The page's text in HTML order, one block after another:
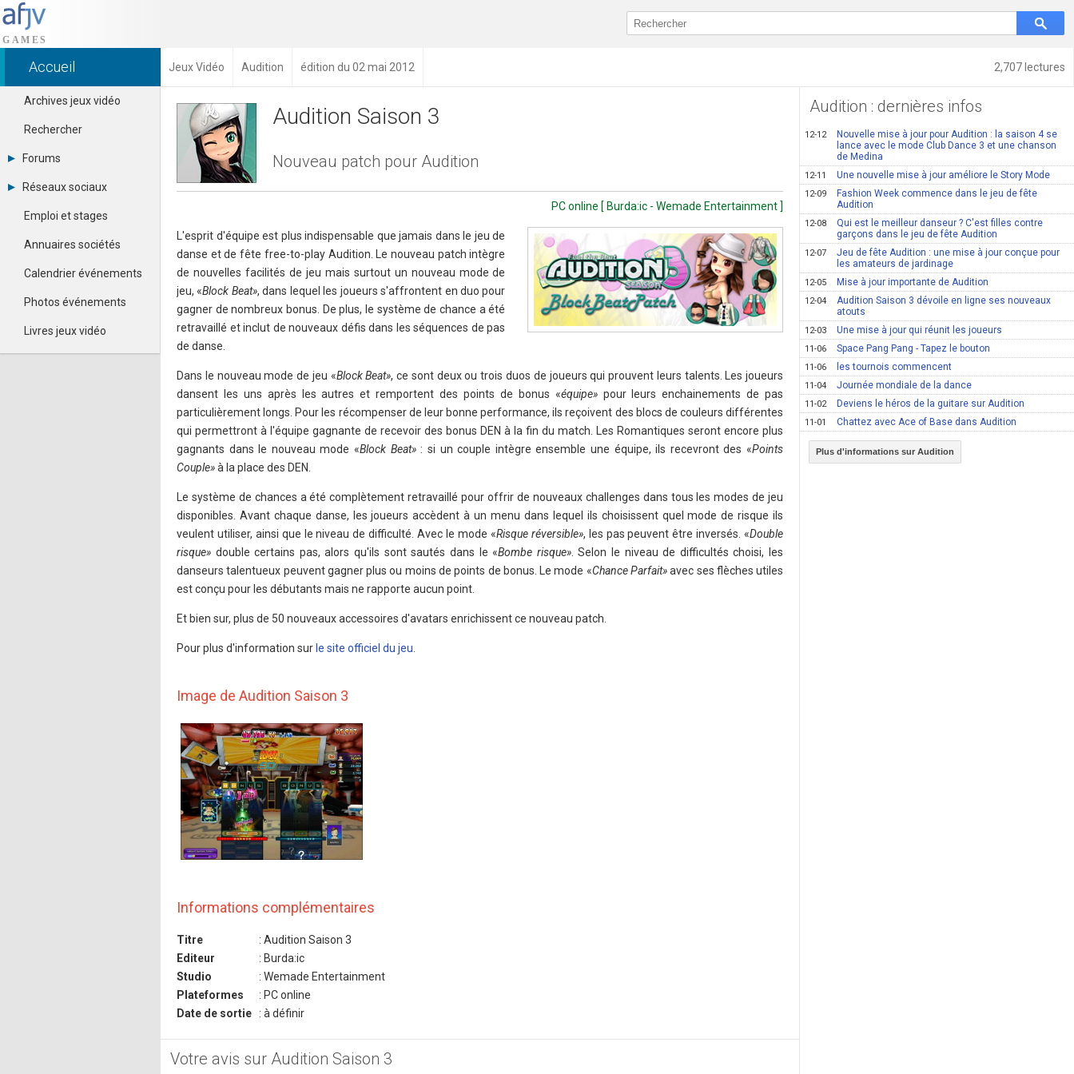
2,707 lectures
Accueil Jeux Vidéo Audition édition du 02 mai 2012
Archives jeux vidéo
Rechercher
Forums
Tous les forums
Se connecter
Contacter un modérateur
Réseaux sociaux
Dailymotion
Facebook
Google+
Pinterest
Youtube
Emploi et stages
Annuaires sociétés
Calendrier événements
Photos événements
Livres jeux vidéo
Audition Saison 3
Nouveau patch pour Audition
PC online [ Burda:ic - Wemade Entertainment ]
L'esprit d'équipe est plus indispensable que jamais dans le jeu de
danse et de fête free-to-play Audition. Le nouveau patch intègre
de nouvelles facilités de jeu mais surtout un nouveau mode de
jeu, «Block Beat», dans lequel les joueurs s'affrontent en duo pour
gagner de nombreux bonus. De plus, le système de chance a été
retravaillé et inclut de nouveaux défis dans les séquences de pas
de danse.
Dans le nouveau mode de jeu «Block Beat», ce sont deux ou trois duos de joueurs qui prouvent leurs talents. Les joueurs
dansent les uns après les autres et remportent des points de bonus «équipe»pour leurs enchainements de pas
particulièrement longs. Pour les récompenser de leur bonne performance, ils reçoivent des blocs de couleurs différentes
qui permettront à l'équipe gagnante de recevoir des bonus DEN à la fin du match. Les Romantiques seront encore plus
gagnants dans le nouveau mode «Block Beat»: si un couple intègre ensemble une équipe, ils recevront des «Points
Couple»à la place des DEN.
Le système de chances a été complètement retravaillé pour offrir de nouveaux challenges dans tous les modes de jeu
disponibles. Avant chaque danse, les joueurs accèdent à un menu dans lequel ils choisissent quel mode de risque ils
veulent utiliser, ainsi que le niveau de difficulté. Avec le mode «Risque réversible», les pas peuvent être inversés. «Double
risque» double certains pas, alors qu'ils sont sautés dans le «Bombe risque». Selon le niveau de difficultés choisi, les
danseurs talentueux peuvent gagner plus ou moins de points de bonus. Le mode «Chance Parfait»avec ses flèches utiles
est conçu pour les débutants mais ne rapporte aucun point.
Et bien sur, plus de 50 nouveaux accessoires d'avatars enrichissent ce nouveau patch.
Pour plus d'information sur le site officiel du jeu
Image de Audition Saison 3
Informations complémentaires
Titre
: Audition Saison 3
Editeur
: Burda:ic
Studio
: Wemade Entertainment
Plateformes
: PC online
Date de sortie
: à définir
Votre avis sur Audition Saison 3
Audition : dernières infos
12-12
Nouvelle mise à jour pour Audition : la saison 4 se
lance avec le mode Club Dance 3 et une chanson
de Medina
12-11 Une nouvelle mise à jour améliore le Story Mode
12-09
Fashion Week commence dans le jeu de fête
Audition
12-08
Qui est le meilleur danseur ? C'est filles contre
garçons dans le jeu de fête Audition
12-07
Jeu de fête Audition : une mise à jour conçue pour
les amateurs de jardinage
12-05 Mise à jour importante de Audition
12-04
Audition Saison 3 dévoile en ligne ses nouveaux
atouts
12-03 Une mise à jour qui réunit les joueurs
11-06 Space Pang Pang - Tapez le bouton
11-06 les tournois commencent
11-04 Journée mondiale de la dance
11-02 Deviens le héros de la guitare sur Audition
11-01 Chattez avec Ace of Base dans Audition
Plus d'informations sur Audition